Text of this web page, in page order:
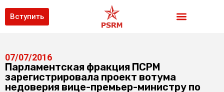
Вступить
07/07/2016
Парламентская фракция ПСРМ
зарегистрировала проект вотума
недоверия вице-премьер-министру по